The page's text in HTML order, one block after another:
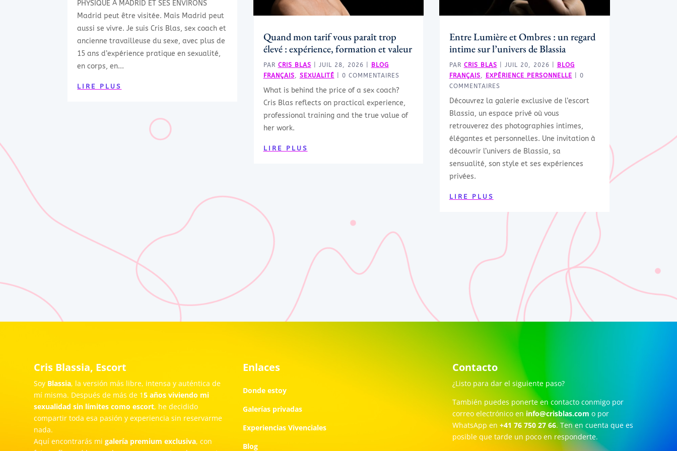
PHYSIQUE À MADRID ET SES ENVIRONS
Madrid peut être visitée. Mais Madrid peut
aussi se vivre. Je suis Cris Blas, sex coach et
ancienne travailleuse du sexe, avec plus de
15 ans d’expérience pratique en sexualité,
en corps, en...
LIRE PLUS
Quand mon tarif vous paraît trop
élevé : expérience, formation et valeur
PAR CRIS BLAS JUIL 28, 2026
BLOG
FRANÇAIS, SEXUALITÉ | 0 COMMENTAIRES
What is behind the price of a sex coach?
Cris Blas reflects on practical experience,
professional training and the true value of
her work.
LIRE PLUS
Entre Lumière et Ombres : un regard
intime sur l’univers de Blassia
PAR CRIS BLAS JUIL 20, 2026
BLOG
FRANÇAIS, EXPÉRIENCE PERSONNELLE | 0
COMMENTAIRES
Découvrez la galerie exclusive de l’escort
Blassia, un espace privé où vous
retrouverez des photographies intimes,
élégantes et personnelles. Une invitation à
découvrir l’univers de Blassia, sa
sensualité, son style et ses expériences
privées.
LIRE PLUS
Cris Blassia, Escort
Soy Blassia, la versión más libre, intensa y auténtica de
mí misma. Después de más de 15 años viviendo mi
sexualidad sin límites como escort, he decidido
compartir toda esa pasión y experiencia sin reservarme
nada.
Aquí encontrarás migalería premium exclusiva, con
Enlaces
Donde estoy
Galerías privadas
Experiencias Vivenciales
Blog
Contacto
¿Listo para dar el siguiente paso?
También puedes ponerte en contacto conmigo por
correo electrónico en info@crisblas.com o por
WhatsApp en +41 76 750 27 66. Ten en cuenta que es
posible que tarde un poco en responderte.